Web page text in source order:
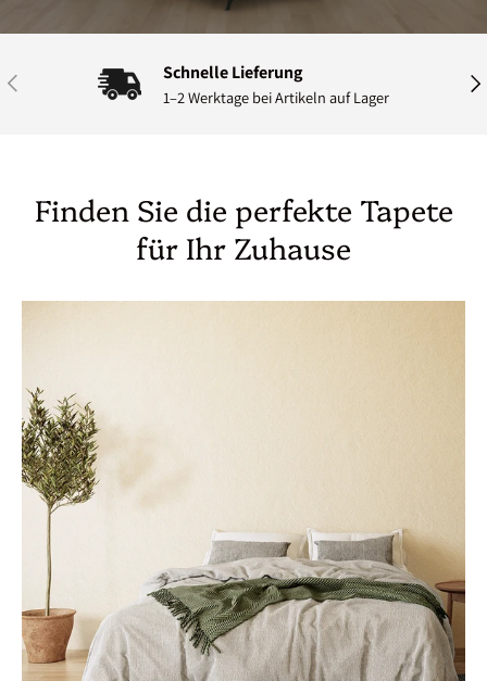
Vorherige Schnelle Lieferung
1–2 Werktage bei Artikeln auf Lager
Finden Sie die perfekte Tapete
für Ihr Zuhause